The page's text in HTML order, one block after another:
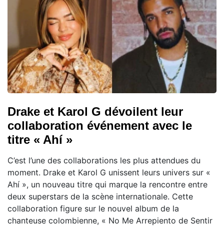
Drake et Karol G dévoilent leur
collaboration événement avec le
titre « Ahí »
C’est l’une des collaborations les plus attendues du
moment. Drake et Karol G unissent leurs univers sur «
Ahí », un nouveau titre qui marque la rencontre entre
deux superstars de la scène internationale. Cette
collaboration figure sur le nouvel album de la
chanteuse colombienne, « No Me Arrepiento de Sentir